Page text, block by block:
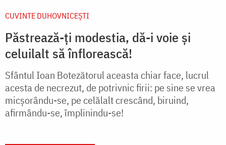
CUVINTE DUHOVNICEȘTI
Păstrează-ți modestia, dă-i voie și
celuilalt să înflorească!
Sfântul Ioan Botezătorul aceasta chiar face, lucrul
acesta de necrezut, de potrivnic firii: pe sine se vrea
micșorându-se, pe celălalt crescând, biruind,
afirmându-se, împlinindu-se!